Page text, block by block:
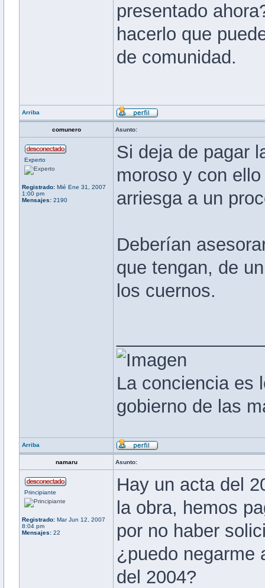
presentado
hacerlo que
de comunidad.
Arriba
comunero Asunto:
Experto
Registrado: Mié Ene 31, 2007
1:00 pm
Mensajes: 2190
Si deja de pagar
moroso y con
arriesga a un
Deberían
que tengan, de
los cuernos.
La conciencia es
gobierno de las
Arriba
namaru Asunto:
Principiante
Registrado: Mar Jun 12, 2007
8:04 pm
Mensajes: 22
Hay un acta del
la obra, hemos
por no haber
¿puedo negarme
del 2004?